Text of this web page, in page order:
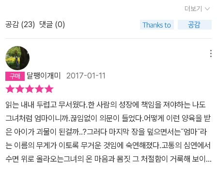
가족들에게 편지를 쓰고, 자살로 가족을 잃은 사람들을 만나 이야기
를 나누고, 정신건강과 우울증에 관련된 전문가들을 만나고 또 만나
다. 자신이 하고 싶었던 말을 이 책에 꾹꾹 눌러담았다. 수 클리볼드는
책에서 자신의 아들을 잃었음을 슬퍼하고, 희생자를 애도하며, 희생
자의 가족들에게 사과하고, 자신의 아들이 잘못했음을 인정한다. 같
이 살인을 저지른 에릭때문이라며 에릭만 원망하는 것도 아니고, 딜
런이 정신이 건강하지 못했다며 아들 변명에 급급하지도 않는다. 자
신이 힘든 시간에 자신을 비난한 모든 사람들을 이해하며, 자신을 위
로한 모든 사람들에게 감사한다. 그녀는 사실을 사실로 인정하려고
온 마음을 다해 애를 쓰고, 최선을 다해 그것을 책으로 전하고 있다.
또한, 이것이 자기에게 일어났다는 사실은, 평범하고 행복한 가정 누
를 들이대며 그 잣대에서 조금이라도 어긋날 경우에는 집요하리 만큼
쫓아다니며 숨 쉴 공간을 허용하지 않음으로써, 본인들은 좋은 부모
노릇을 완벽하게 했다고 생각하는 모습에서 그 내용을 글로 읽고 있
는 '성인'인 나조차도 숨이 막히는 느낌을 받을 정도였으니 말이다.
그런데 정작 '가해자의 엄마'가 되어버린 당사자는 자신의 그 모든 '사
랑'에도 불구하고 아이가 어긋났다, 결국 자신은 잘못 키운 것이 없는
데 그 아들의 뇌에 우울증을 극대화하는 특수한 호르몬이 작용 중이
었던 것을 몰랐던 것이 원인이었단 내용으로 흘러간다. 그리고 그 모
든 것의 기폭제 역할을 한 것은 본인들의 철저하고 꼼꼼한 모니터링
에도 불구하고 걸러내지 못 한 또 다른 '사이코패스'에 가까운 친구 때
문이었다는 식의 변명 아닌 변명으로 점철한 내용이라니.. 이 글을 읽
으며 내가 정말 안타까왔던 점은 사실 그 점이었다, 결국 이 사람은 끝
합니다.', '고맙습니다.'라고 말하라고 가르치고 손을 꼭 쥐며 악수하라
고 가르친 아이가 다른 사람들을 죽였고, 그 이상의 파괴를 계획했다
과 읽은 후에 자신의 생각에 얼마나 많은 변화가 있었는지 알고서 깜
짝 놀라게 될지도 모른다. 나 역시 그러했다. 이 세상에서 가장 아끼고
사랑하는 사람, 자신의 몸과 피를 나누어준 사람, 어쩌면 자신보다 더
사랑하는 사람일 수도 있는 제 자식에 대해 우리는 얼마나 우매하고
오만했던가, 하는 반성이 저절로 들었다. 그들에 대해 모든 것을 속속
들이 알고 있다는 자만, 우리 아이만큼은 절대 그럴 리가 없다는 착각
은 세상의 모든 부모에게 해당하는 말이라는 걸 고해성사를 하듯 철
저히 고백할 수밖에 없었다. '내가 키운 아이를 믿었고, 무슨 일이 있
다면 언제라도 엄마한테 말할 수 있을 가라 확신했고, 때가 되면 스스
가 어떤 세계인지를 알지 못한다. 또한 부모는 아이의 성격이 결정되
는 데(유전적 영향을 제외하면) 별 영향을 미치지 않으며, 아이들이
집 밖에서 또래들과 함께하는 환경 속에서 사회화되고 성격을 형성한
다고 말하고 있다. 자식이라는 존재는 그렇다. 바르고 착하고 성실하
다고 해도 사랑하기 버겁다고 느껴질 때가 있다. 그런데 이 가해자 엄
마의 자식은 총기 난사로 몇 명의 목숨을 앗아갔나? 가슴이 찢어지는
고통이라는 것이 비유가 아니라 묘사라는 것을 온몸으로 실감하게 되
는 어머니 ‘수’의 지옥은 긴급 상황을 알리는 남편의 전화로 시작되고,
그 지옥의 17년을 기록한 책이다. 1999년 4월 20일 오후 12시 5분
전화에서 시작된다. 1999년 4월, ‘수 클리볼드’의 17 살 아들 ‘딜런
클리볼드’는 친구 ‘에릭’과 함께 콜럼바인 고등학교에서 총을 난사해
13명을 살해하고 24명을 부상 입힌 후 자살했다. “사실 컬럼바인 이
더보기
공감 (23) 댓글 (0)
달팽이개미 2017-01-11
읽는 내내 두렵고 무서웠다.한 사람의 성장에 책임을 져야하는 나도
그녀처럼 엄마이니까.끊임없이 의문이 들었다.어떻게 이런 양육을 받
은 아이가 괴물이 된걸까..?그러다 마지막 장을 덮으면서는˝엄마˝라
는 이름의 무게가 이토록 무거운 것임에 숙연해졌다.고통의 심연에서
수면 위로 올라오는그녀의 온 마음과 몸짓 그 처절함이 거룩해 보이